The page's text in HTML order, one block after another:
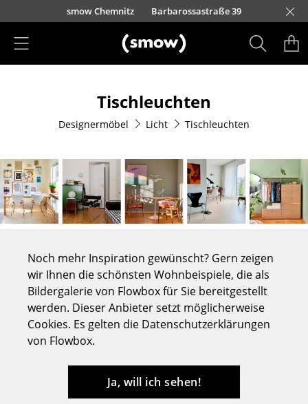
Direkt zum Inhalt
100
smow Chemnitz Barbarossastraße 39smow Düsseldorf
smow Essen
smow Frankfurt
smow Freiburg
smow Hamburg
smow Hannover
smow Kempten
smow Köln
smow Konstanz
smow Leipzig
smow Solothurn
smow Mainz
smow München
smow Nürnberg
smow Schwarzwald
smow Stuttgart
Esszimmerstühle
Sofas
Sessel
Loungesessel
Freischwinger
Barhocker
Hocker
Tischleuchten
Designermöbel Licht Tischleuchten
Noch mehr Inspiration gewünscht? Gern zeigen
wir Ihnen die schönsten Wohnbeispiele, die als
Bildergalerie von Flowbox für Sie bereitgestellt
werden. Dieser Anbieter setzt möglicherweise
Cookies. Es gelten die Datenschutzerklärungen
von Flowbox.
Ja, will ich sehen!